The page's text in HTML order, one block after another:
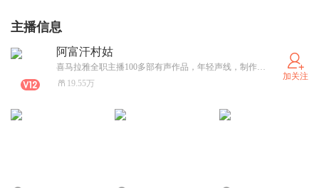
主播信息
阿富汗村姑
喜马拉雅全职主播100多部有声作品，年轻声线，制作团队，运 营团队成熟，合作戳
19.55万
加关注